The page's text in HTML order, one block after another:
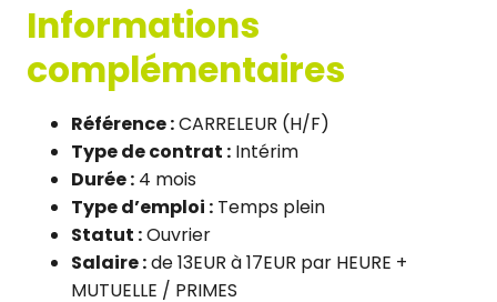
Informations
complémentaires
Référence :CARRELEUR (H/F)
Type de contrat : Intérim
Durée : 4 mois
Type d’emploi : Temps plein
Statut :Ouvrier
Salaire :de 13EUR à 17EUR par HEURE +
MUTUELLE / PRIMES